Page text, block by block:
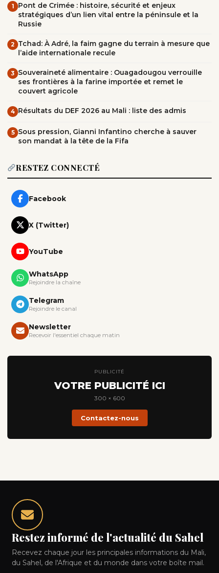
1
Pont de Crimée : histoire, sécurité et enjeux
stratégiques d’un lien vital entre la péninsule et la
Russie
2 Tchad: À Adré, la faim gagne du terrain à mesure que
l’aide internationale recule
3 Souveraineté alimentaire : Ouagadougou verrouille
ses frontières à la farine importée et remet le
couvert agricole
4 Résultats du DEF 2026 au Mali : liste des admis
5 Sous pression, Gianni Infantino cherche à sauver
son mandat à la tête de la Fifa
RESTEZ CONNECTÉ
Facebook
X (Twitter)
YouTube
WhatsApp
Rejoindre la chaîne
Telegram
Rejoindre le canal
Newsletter
Recevoir l'essentiel chaque matin
PUBLICITÉ
VOTRE PUBLICITÉ ICI
300 × 600
Contactez-nous
Restez informé de l'actualité du Sahel
Recevez chaque jour les principales informations du Mali,
du Sahel, de l'Afrique et du monde dans votre boîte mail.